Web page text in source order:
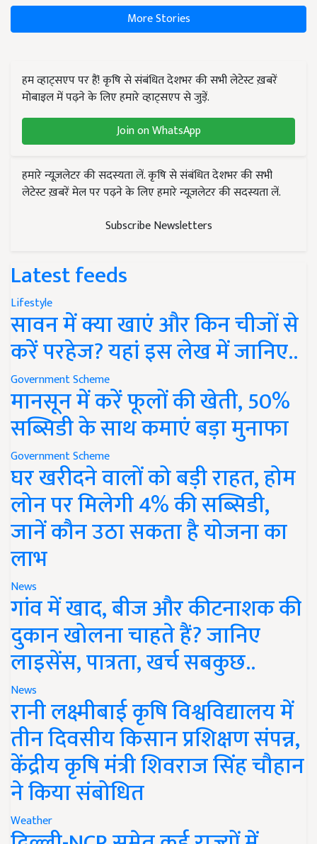
More Stories
हम व्हाट्सएप पर हैं! कृषि से संबंधित देशभर की सभी लेटेस्ट ख़बरें
मोबाइल में पढ़ने के लिए हमारे व्हाट्सएप से जुड़ें.
Join on WhatsApp
हमारे न्यूज़लेटर की सदस्यता लें. कृषि से संबंधित देशभर की सभी
लेटेस्ट ख़बरें मेल पर पढ़ने के लिए हमारे न्यूज़लेटर की सदस्यता लें.
Subscribe Newsletters
Latest feeds
Lifestyle
सावन में क्या खाएं और किन चीजों से
करें परहेज? यहां इस लेख में जानिए..
Government Scheme
मानसून में करें फूलों की खेती, 50%
सब्सिडी के साथ कमाएं बड़ा मुनाफा
Government Scheme
घर खरीदने वालों को बड़ी राहत, होम
लोन पर मिलेगी 4% की सब्सिडी,
जानें कौन उठा सकता है योजना का
लाभ
News
गांव में खाद, बीज और कीटनाशक की
दुकान खोलना चाहते हैं? जानिए
लाइसेंस, पात्रता, खर्च सबकुछ..
News
रानी लक्ष्मीबाई कृषि विश्वविद्यालय में
तीन दिवसीय किसान प्रशिक्षण संपन्न,
केंद्रीय कृषि मंत्री शिवराज सिंह चौहान
ने किया संबोधित
Weather